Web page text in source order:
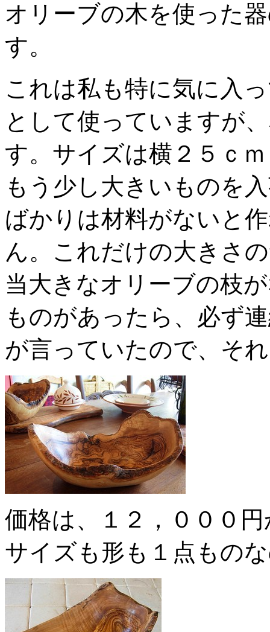
オリーブの木を使った
す。
これは私も特に気に入
として使っていますが
す。サイズは横２５ｃ
もう少し大きいものを
ばかりは材料がないと
ん。これだけの大きさ
当大きなオリーブの枝
ものがあったら、必ず
が言っていたので、そ
価格は、１２，０００
サイズも形も１点もの